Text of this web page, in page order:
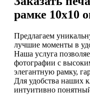
рамке 10х10
Предлагаем
лучшие моменты в
Наша услуга
фотографии с
элегантную рамку,
Для удобства наших
интуитивно